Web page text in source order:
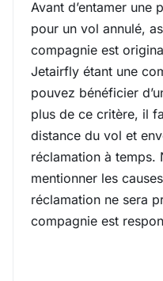
Avant d’entamer une
pour un vol annulé,
compagnie est
Jetairfly étant une
pouvez bénéficier
plus de ce critère, il
distance du vol et
réclamation à temps.
mentionner les
réclamation ne sera
compagnie est